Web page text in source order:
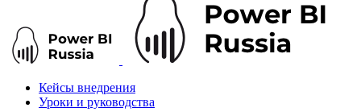
Кейсы внедрения
Уроки и руководства